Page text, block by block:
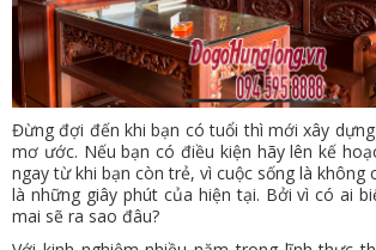
Đừng đợi đến khi bạn có tuổi thì mới xây
mơ ước. Nếu bạn có điều kiện hãy lên kế
ngay từ khi bạn còn trẻ, vì cuộc sống là không
là những giây phút của hiện tại. Bởi vì có ai
mai sẽ ra sao đâu?